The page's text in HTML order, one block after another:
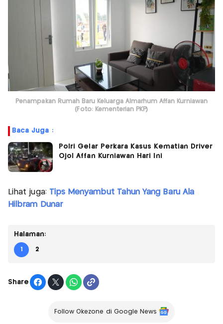
Penampakan Rumah Baru Keluarga Almarhum Affan Kurniawan
(Foto: Kementerian PKP)
Baca Juga :
Polri Gelar Perkara Kasus Kematian Driver
Ojol Affan Kurniawan Hari Ini
Lihat juga: Tips Menyambut Tahun Yang Baru Ala
Hilbram Dunar
Halaman:
1 2
Share
Follow Okezone di Google News